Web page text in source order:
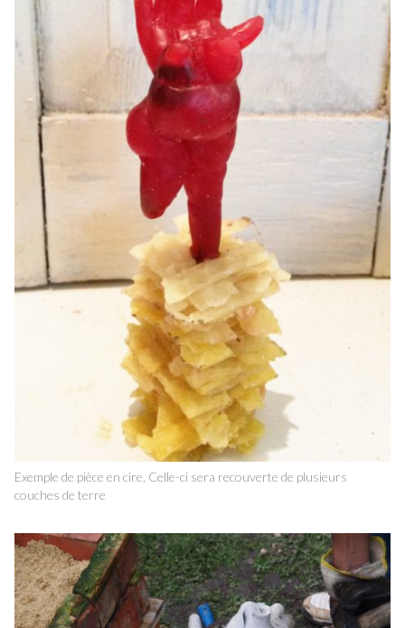
Exemple de pièce en cire, Celle-ci sera recouverte de plusieurs
couches de terre